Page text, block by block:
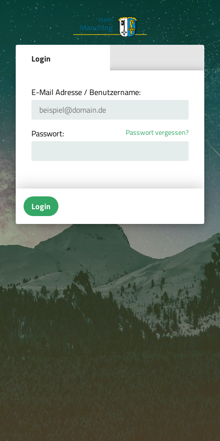
Login
E-Mail Adresse / Benutzername:
Passwort: Passwort vergessen?
Login